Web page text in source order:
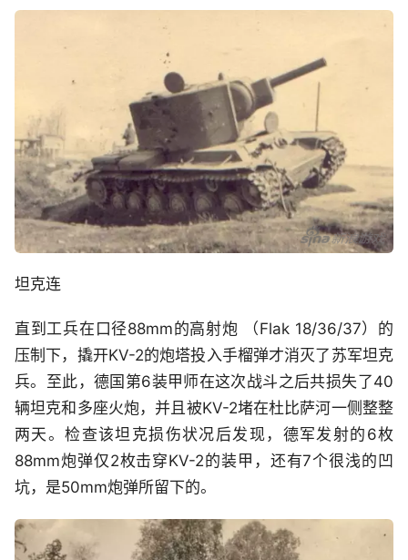
坦克连
直到工兵在口径88mm的高射炮 （Flak 18/36/37）的
压制下，撬开KV-2的炮塔投入手榴弹才消灭了苏军坦克
兵。至此，德国第6装甲师在这次战斗之后共损失了40
辆坦克和多座火炮，并且被KV-2堵在杜比萨河一侧整整
两天。检查该坦克损伤状况后发现，德军发射的6枚
88mm炮弹仅2枚击穿KV-2的装甲，还有7个很浅的凹
坑，是50mm炮弹所留下的。